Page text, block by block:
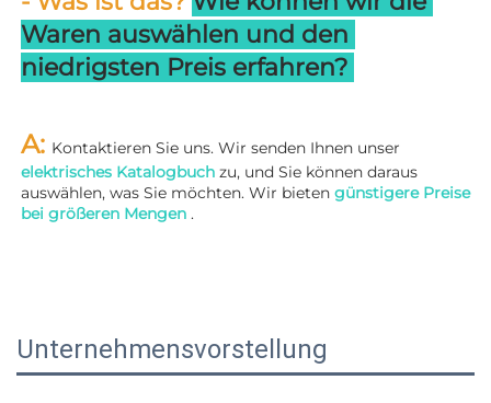
Waren auswählen und den
niedrigsten Preis erfahren?
A:
elektrisches Katalogbuch zu, und Sie können daraus
auswählen, was Sie möchten. Wir bieten günstigere Preise
bei größeren Mengen .
Unternehmensvorstellung